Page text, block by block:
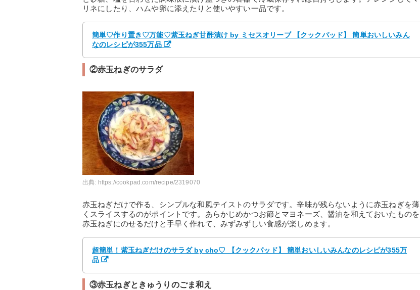
リネにしたり、ハムや卵に添えたりと使いやすい一品です。
簡単♡作り置き♡万能♡紫玉ねぎ甘酢漬け by ミセスオリーブ 【クックパッド】 簡単おいしいみん
なのレシピが355万品
②赤玉ねぎのサラダ
出典: https://cookpad.com/recipe/2319070
赤玉ねぎだけで作る、シンプルな和風テイストのサラダです。辛味が残らないように赤玉ねぎを薄
くスライスするのがポイントです。あらかじめかつお節とマヨネーズ、醤油を和えておいたものを
赤玉ねぎにのせるだけと手早く作れて、みずみずしい食感が楽しめます。
超簡単！紫玉ねぎだけのサラダ by cho♡ 【クックパッド】 簡単おいしいみんなのレシピが355万
品
③赤玉ねぎときゅうりのごま和え